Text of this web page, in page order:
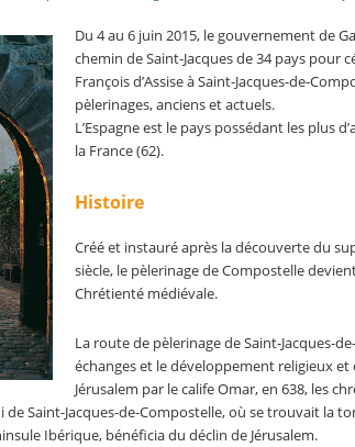
Du 4 au 6 juin 2015, le gouvernement de
chemin de Saint-Jacques de 34 pays pour
François d’Assise à Saint-Jacques-de-
pèlerinages, anciens et actuels.
L’Espagne est le pays possédant les plus
la France (62).
Histoire
Créé et instauré après la découverte du
siècle, le pèlerinage de Compostelle
Chrétienté médiévale.
La route de pèlerinage de Saint-Jacques-
échanges et le développement religieux
Jérusalem par le calife Omar, en 638, les
de Saint-Jacques-de-Compostelle, où se trouvait la
Ibérique, bénéficia du déclin de Jérusalem.